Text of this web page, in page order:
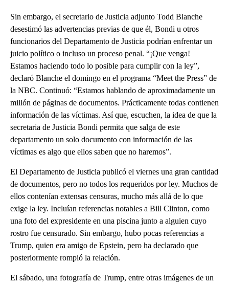
Sin embargo, el secretario de Justicia adjunto Todd Blanche
desestimó las advertencias previas de que él, Bondi u otros
funcionarios del Departamento de Justicia podrían enfrentar un
juicio político o incluso un proceso penal. “¡Que venga!
Estamos haciendo todo lo posible para cumplir con la ley”,
declaró Blanche el domingo en el programa “Meet the Press” de
la NBC. Continuó: “Estamos hablando de aproximadamente un
millón de páginas de documentos. Prácticamente todas contienen
información de las víctimas. Así que, escuchen, la idea de que la
secretaria de Justicia Bondi permita que salga de este
departamento un solo documento con información de las
víctimas es algo que ellos saben que no haremos”.
El Departamento de Justicia publicó el viernes una gran cantidad
de documentos, pero no todos los requeridos por ley. Muchos de
ellos contenían extensas censuras, mucho más allá de lo que
exige la ley. Incluían referencias notables a Bill Clinton, como
una foto del expresidente en una piscina junto a alguien cuyo
rostro fue censurado. Sin embargo, hubo pocas referencias a
Trump, quien era amigo de Epstein, pero ha declarado que
posteriormente rompió la relación.
El sábado, una fotografía de Trump, entre otras imágenes de un